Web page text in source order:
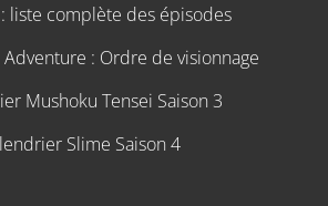
: liste complète des épisodes
Adventure : Ordre de visionnage
Mushoku Tensei Saison 3
Slime Saison 4